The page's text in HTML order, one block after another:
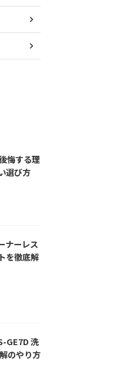
悔する理
選び方
ナーレス
を徹底解
GE7D 洗
のやり方